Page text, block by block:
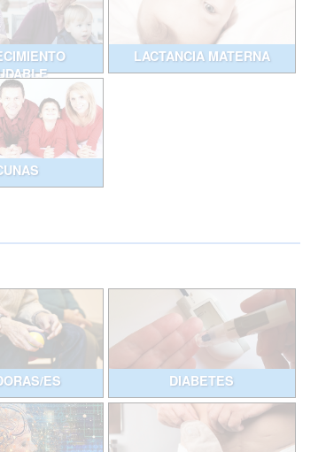
LACTANCIA MATERNA
ES DIABETES